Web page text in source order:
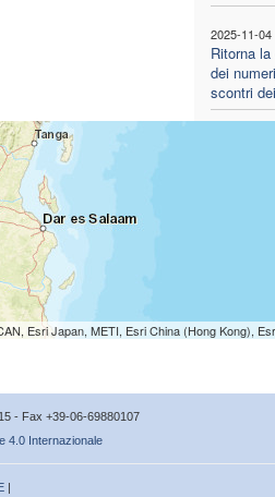
2025-11-04
Ritorna
dei
scontri
Esri Japan, METI, Esri China (Hong Kong),
- Fax +39-06-69880107
4.0 Internazionale
|